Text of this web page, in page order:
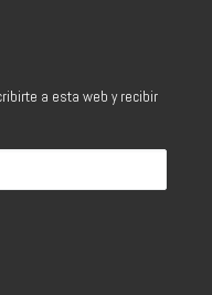
a esta web y recibir